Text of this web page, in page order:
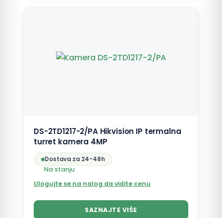
DS-2TD1217-2/PA Hikvision IP termalna
turret kamera 4MP
Dostava za 24-48h
Na stanju
Ulogujte se na nalog da vidite cenu
SAZNAJTE VIŠE